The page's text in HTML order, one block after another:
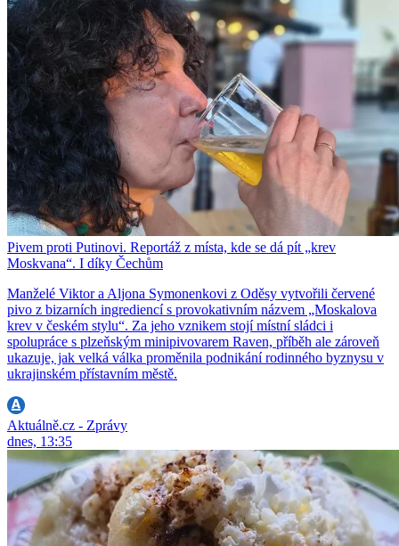
Pivem proti Putinovi. Reportáž z místa, kde se dá pít „krev
Moskvana“. I díky Čechům
Manželé Viktor a Aljona Symonenkovi z Oděsy vytvořili červené
pivo z bizarních ingrediencí s provokativním názvem „Moskalova
krev v českém stylu“. Za jeho vznikem stojí místní sládci i
spolupráce s plzeňským minipivovarem Raven, příběh ale zároveň
ukazuje, jak velká válka proměnila podnikání rodinného byznysu v
ukrajinském přístavním městě.
Aktuálně.cz - Zprávy
dnes, 13:35